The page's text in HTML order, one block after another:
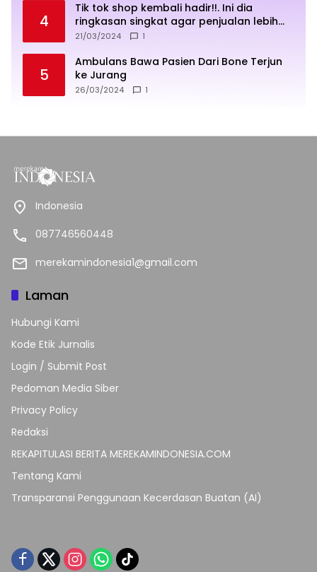
4
Tik tok shop kembali hadir!!. Ini dia
ringkasan singkat agar penjualan lebih
sukses
21/03/2024 1
5
Ambulans Bawa Pasien Dari Bone Terjun
ke Jurang
26/03/2024 1
Indonesia
087746560448
merekamindonesia1@gmail.com
Laman
Hubungi Kami
Kode Etik Jurnalis
Login / Submit Post
Pedoman Media Siber
Privacy Policy
Redaksi
REKAPITULASI BERITA MEREKAMINDONESIA.COM
Tentang Kami
Transparansi Penggunaan Kecerdasan Buatan (AI)